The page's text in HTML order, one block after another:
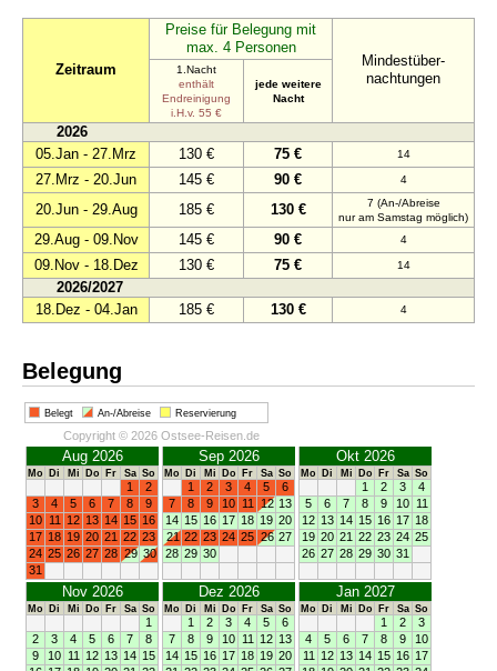
Zeitraum
Preise für Belegung mit
max. 4 Personen
Mindestüber-
nachtungen
1.Nacht
enthält
Endreinigung
i.H.v. 55 €
jede weitere
Nacht
2026
05.Jan - 27.Mrz
130 € 75 € 14
27.Mrz - 20.Jun 145 € 90 € 4
20.Jun - 29.Aug 185 € 130 €
7 (An-/Abreise
nur am Samstag möglich)
29.Aug - 09.Nov 145 € 90 € 4
09.Nov - 18.Dez 130 € 75 € 14
2026/2027
18.Dez - 04.Jan
185 € 130 € 4
Belegung
Belegt An-/Abreise Reservierung
Copyright © 2026 Ostsee-Reisen.de
Aug 2026
Mo Di Mi Do Fr Sa So
1
2
3
4 5 6 7 8
9
10 11 12 13 14 15 16
17 18 19 20 21 22 23
24 25 26 27 28 29 30
31
Sep 2026
Mo Di Mi Do Fr Sa So
1 2 3 4 5
6
7
8 9 10 11 12 13
14 15 16 17 18 19 20
21 22 23 24 25 26 27
28 29 30
Okt 2026
Mo Di Mi Do Fr Sa So
1 2 3
4
5
6 7 8 9 10 11
12 13 14 15 16 17 18
19 20 21 22 23 24 25
26 27 28 29 30 31
Nov 2026
Mo Di Mi Do Fr Sa So
1
2
3 4 5 6 7
8
9
10 11 12 13 14 15
Dez 2026
Mo Di Mi Do Fr Sa So
1 2 3 4 5
6
7
8 9 10 11 12 13
14 15 16 17 18 19 20
Jan 2027
Mo Di Mi Do Fr Sa So
1 2
3
4
5 6 7 8 9
10
11
12 13 14 15 16 17